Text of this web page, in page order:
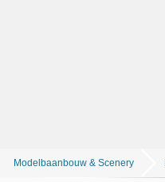
Modelbaanbouw & Scenery